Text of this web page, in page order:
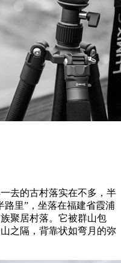
去的古村落实在不多，半
路里”，坐落在福建省霞浦
聚居村落。它被群山包
之隔，背靠状如弯月的弥